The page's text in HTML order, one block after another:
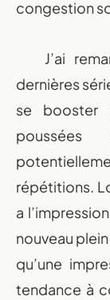
congestion
J’ai
dernières
se booster
répétitions.
a
nouveau
qu’une
tendance à